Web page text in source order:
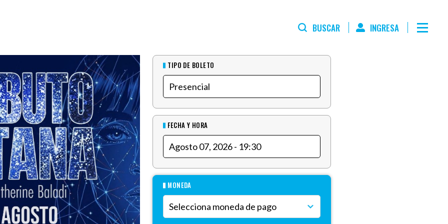
BUSCAR INGRESA
TIPO DE BOLETO
FECHA Y HORA
MONEDA